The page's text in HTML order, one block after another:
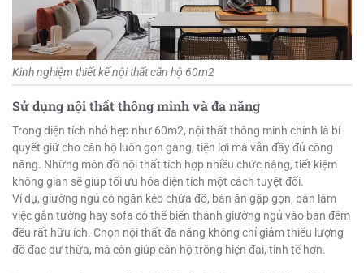
Kinh nghiệm thiết kế nội thất căn hộ 60m2
Sử dụng nội thất thông minh và đa năng
Trong diện tích nhỏ hẹp như 60m2, nội thất thông minh chính là bí
quyết giữ cho căn hộ luôn gọn gàng, tiện lợi mà vẫn đầy đủ công
năng. Những món đồ nội thất tích hợp nhiều chức năng, tiết kiệm
không gian sẽ giúp tối ưu hóa diện tích một cách tuyệt đối.
Ví dụ, giường ngủ có ngăn kéo chứa đồ, bàn ăn gập gọn, bàn làm
việc gắn tường hay sofa có thể biến thành giường ngủ vào ban đêm
đều rất hữu ích. Chọn nội thất đa năng không chỉ giảm thiểu lượng
đồ đạc dư thừa, mà còn giúp căn hộ trông hiện đại, tinh tế hơn.